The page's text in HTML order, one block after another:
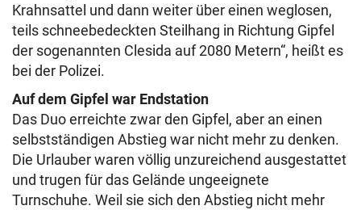
Krahnsattel und dann weiter über einen weglosen,
teils schneebedeckten Steilhang in Richtung Gipfel
der sogenannten Clesida auf 2080 Metern“, heißt es
bei der Polizei.
Auf dem Gipfel war Endstation
Das Duo erreichte zwar den Gipfel, aber an einen
selbstständigen Abstieg war nicht mehr zu denken.
Die Urlauber waren völlig unzureichend ausgestattet
und trugen für das Gelände ungeeignete
Turnschuhe. Weil sie sich den Abstieg nicht mehr